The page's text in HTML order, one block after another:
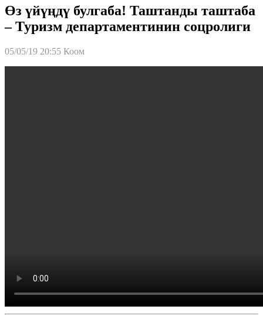
Өз үйүңдү булгаба! Таштанды таштаба
– Туризм департаментинин соцролиги
05/05/19 20:55 Коом